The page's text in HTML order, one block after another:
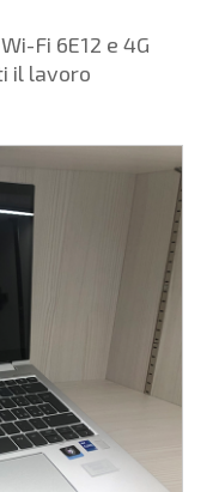
Fi 6E12 e 4G
il lavoro